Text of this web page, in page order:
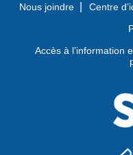
Nous joindre Centre
Accès à l’information